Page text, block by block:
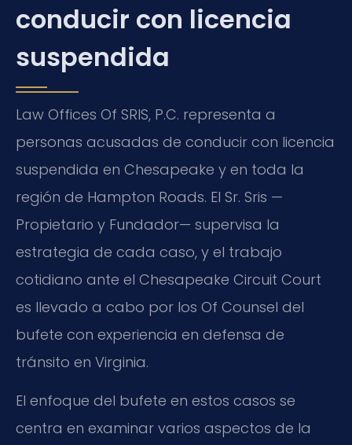
conducir con licencia
suspendida
Law Offices Of SRIS, P.C. representa a
personas acusadas de conducir con licencia
suspendida en Chesapeake y en toda la
región de Hampton Roads. El Sr. Sris —
Propietario y Fundador— supervisa la
estrategia de cada caso, y el trabajo
cotidiano ante el Chesapeake Circuit Court
es llevado a cabo por los Of Counsel del
bufete con experiencia en defensa de
tránsito en Virginia.
El enfoque del bufete en estos casos se
centra en examinar varios aspectos de la